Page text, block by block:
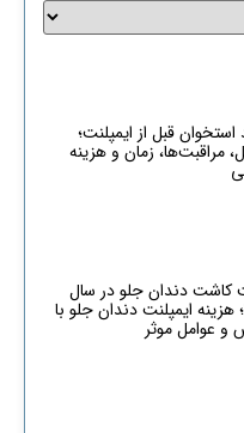
استخوان قبل از ایمپلنت؛
مراقبت‌ها، زمان و هزینه
کاشت دندان جلو در سال
۱۴۰۵؛ هزینه ایمپلنت دندان جلو با
و عوامل موثر